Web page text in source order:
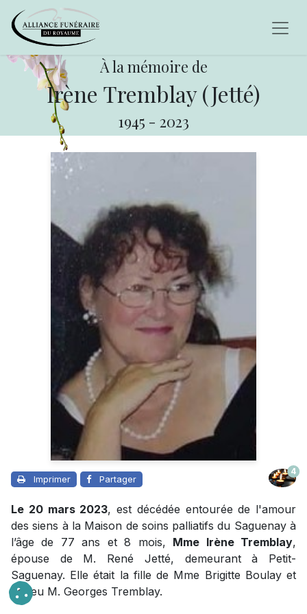
À la mémoire de
Irène Tremblay (Jetté)
1945 - 2023
Imprimer Partager
4
Le 20 mars 2023, est décédée entourée de l'amour
des siens à la Maison de soins palliatifs du Saguenay à
l’âge de 77 ans et 8 mois, Mme Irène Tremblay,
épouse de M. René Jetté, demeurant à Petit-
Saguenay. Elle était la fille de Mme Brigitte Boulay et
de feu M. Georges Tremblay.